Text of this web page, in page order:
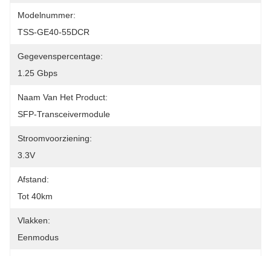
Modelnummer:
TSS-GE40-55DCR
Gegevenspercentage:
1.25 Gbps
Naam Van Het Product:
SFP-Transceivermodule
Stroomvoorziening:
3.3V
Afstand:
Tot 40km
Vlakken:
Eenmodus